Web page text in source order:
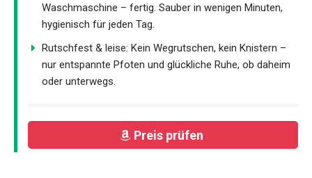
Waschmaschine – fertig. Sauber in wenigen Minuten,
hygienisch für jeden Tag.
Rutschfest & leise: Kein Wegrutschen, kein Knistern –
nur entspannte Pfoten und glückliche Ruhe, ob daheim
oder unterwegs.
Preis prüfen